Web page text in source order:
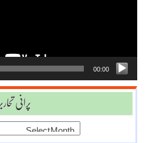
00:00
پرانی تحاریر